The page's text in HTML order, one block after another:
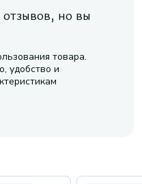
но вы
товара.
удобство и